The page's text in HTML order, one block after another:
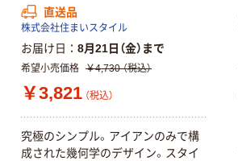
直送品
株式会社住まいスタイル
お届け日 8月21日（金）まで
希望小売価格 ￥4,730 （税込）
￥3,821 （税込）
究極のシンプル。アイアンのみで構
成された幾何学のデザイン。スタイ